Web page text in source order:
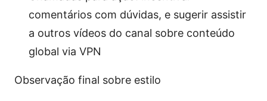
comentários com dúvidas, e sugerir assistir
a outros vídeos do canal sobre conteúdo
global via VPN
Observação final sobre estilo